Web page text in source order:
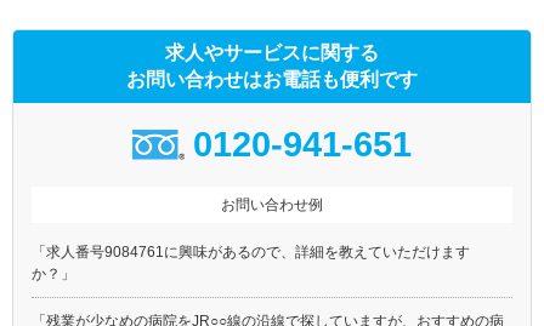
求人やサービスに関する
お問い合わせはお電話も便利です
0120-941-651
お問い合わせ例
「求人番号9084761に興味があるので、詳細を教えていただけます
か？」
「残業が少なめの病院をJR○○線の沿線で探していますが、おすすめの病